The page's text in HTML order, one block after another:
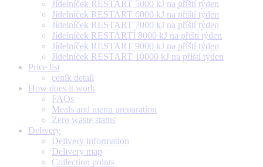
Jídelníček RESTART 5000 kJ na příští týden
Jídelníček RESTART 6000 kJ na příští týden
Jídelníček RESTART 7000 kJ na příští týden
Jídelníček RESTARTÍ 8000 kJ na příští týden
Jídelníček RESTART 9000 kJ na příští týden
Jídelníček RESTART 10000 kJ na příští týden
Price list
ceník detail
How does it work
FAQs
Meals and menu preparation
Zero waste status
Delivery
Delivery information
Delivery map
Collection points